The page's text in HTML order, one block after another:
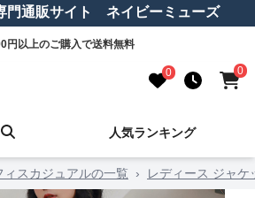
門通販サイト ネイビーミューズ
円以上のご購入で送料無料
0 0
人気ランキング
ィスカジュアルの一覧 › レディース ジャケ